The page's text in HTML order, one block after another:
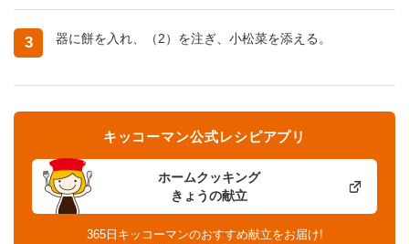
3 器に餅を入れ、（2）を注ぎ、小松菜を添える。
ホームクッキング
きょうの献立
キッコーマン公式レシピアプリ
365日キッコーマンのおすすめ献立をお届け!